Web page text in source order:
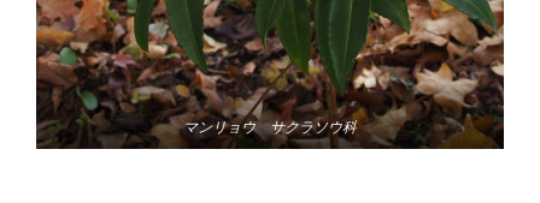
マンリョウ サクラソウ科